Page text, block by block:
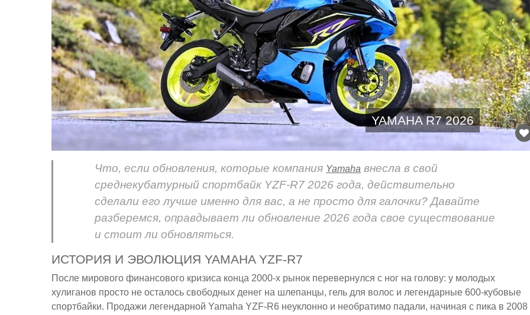
YAMAHA R7 2026
Что, если обновления, которые компания Yamaha внесла в свой
среднекубатурный спортбайк YZF-R7 2026 года, действительно
сделали его лучше именно для вас, а не просто для галочки? Давайте
разберемся, оправдывает ли обновление 2026 года свое существование
и стоит ли обновляться.
ИСТОРИЯ И ЭВОЛЮЦИЯ YAMAHA YZF-R7
После мирового финансового кризиса конца 2000-х рынок перевернулся с ног на голову: у молодых
хулиганов просто не осталось свободных денег на шлепанцы, гель для волос и легендарные 600-кубовые
спортбайки. Продажи легендарной Yamaha YZF-R6 неуклонно и необратимо падали, начиная с пика в 2008